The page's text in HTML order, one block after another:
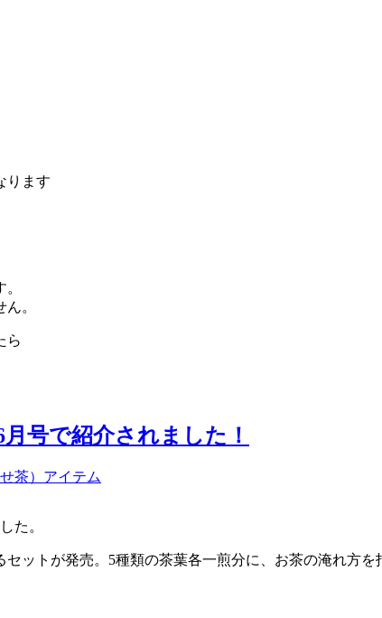
ります
。
ら
号で紹介されました！
茶） アイテム
た。
ットが発売。5種類の茶葉各一煎分に、お茶の淹れ方を